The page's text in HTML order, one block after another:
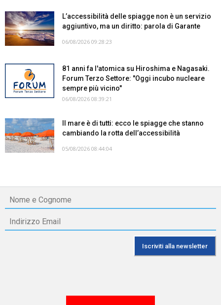
L’accessibilità delle spiagge non è un servizio
aggiuntivo, ma un diritto: parola di Garante
06/08/2026 09:28:23
81 anni fa l'atomica su Hiroshima e Nagasaki.
Forum Terzo Settore: "Oggi incubo nucleare
sempre più vicino"
06/08/2026 08:39:21
Il mare è di tutti: ecco le spiagge che stanno
cambiando la rotta dell’accessibilità
05/08/2026 08:44:04